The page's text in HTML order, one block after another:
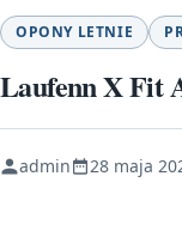
OPONY LETNIE
Laufenn X Fit
admin 28 maja